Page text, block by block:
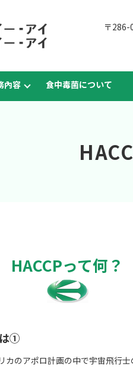
內容 食中毒菌について
〒286-
HACCPって何？
①
カのアポロ計画の中で宇宙飛行